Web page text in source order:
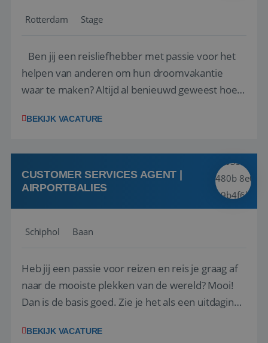
Rotterdam Stage
Ben jij een reisliefhebber met passie voor het
helpen van anderen om hun droomvakantie
waar te maken? Altijd al benieuwd geweest hoe
van de grootste reisorganisaties? Dan is een
op zoek naar een enthousiaste, leergie...
BEKIJK VACATURE
CUSTOMER SERVICES AGENT |
AIRPORTBALIES
Schiphol Baan
Heb jij een passie voor reizen en reis je graag af
naar de mooiste plekken van de wereld? Mooi!
Dan is de basis goed. Zie je het als een uitdaging
het samenstellen en boeken van de perfecte
BEKIJK VACATURE